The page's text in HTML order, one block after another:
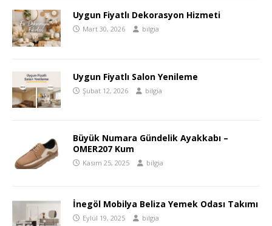
Uygun Fiyatlı Dekorasyon Hizmeti
Mart 30, 2026 bilgia
Uygun Fiyatlı Salon Yenileme
Şubat 12, 2026 bilgia
Büyük Numara Gündelik Ayakkabı –
OMER207 Kum
Kasım 25, 2025 bilgia
İnegöl Mobilya Beliza Yemek Odası Takımı
Eylül 19, 2025 bilgia